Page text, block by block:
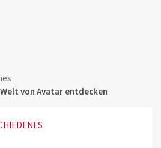
von Avatar entdecken